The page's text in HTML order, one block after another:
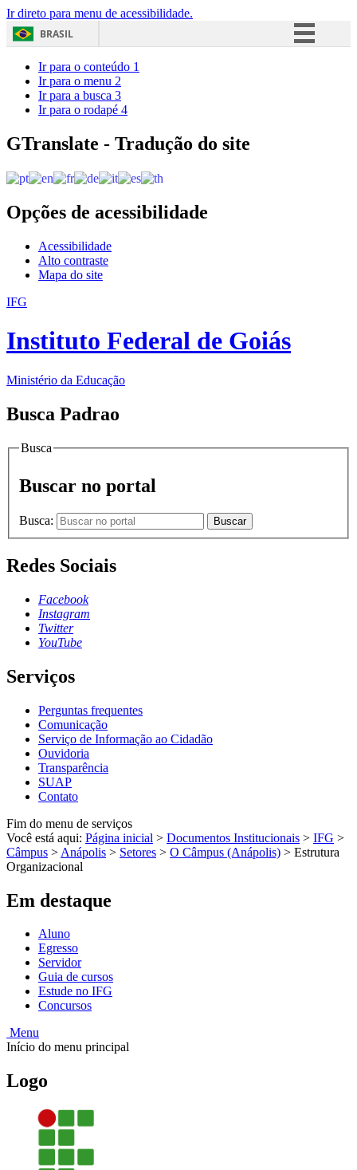
Ir direto para menu de acessibilidade.
BRASIL
Acesso à informação
Ir para o conteúdo 1
Ir para o menu 2
Ir para a busca 3
Ir para o rodapé 4
GTranslate - Tradução do site
Opções de acessibilidade
Acessibilidade
Alto contraste
Mapa do site
IFG
Instituto Federal de Goiás
Ministério da Educação
Busca Padrao
Busca
Buscar no portal
Busca: Buscar
Redes Sociais
Facebook
Instagram
Twitter
YouTube
Serviços
Perguntas frequentes
Comunicação
Serviço de Informação ao Cidadão
Ouvidoria
Transparência
SUAP
Contato
Fim do menu de serviços
Você está aqui: Página inicial > Documentos Institucionais > IFG >
Câmpus > Anápolis > Setores > O Câmpus (Anápolis) > Estrutura
Organizacional
Em destaque
Aluno
Egresso
Servidor
Guia de cursos
Estude no IFG
Concursos
Menu
Início do menu principal
Logo